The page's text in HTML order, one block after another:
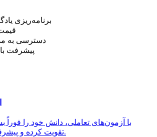
برنامه‌ریزی
دسترسی به
پیشرفت
با آزمون‌های تعاملی، دانش خود را فوراً
تقویت کرده و پیشرفتتان را پیگیری کنید.